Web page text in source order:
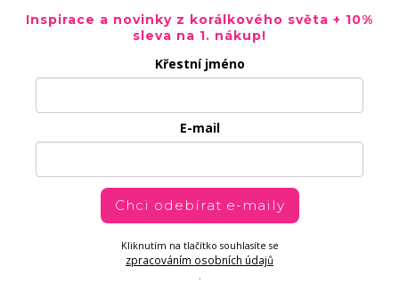
Inspirace a novinky z korálkového světa + 10%
sleva na 1. nákup!
Křestní jméno
E-mail
Chci odebírat e-maily
Kliknutím na tlačítko souhlasíte se
zpracováním osobních údajů